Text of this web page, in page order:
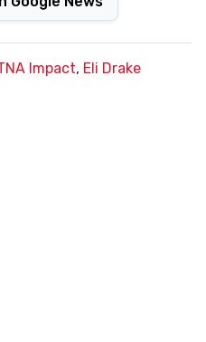
Impact, Eli Drake